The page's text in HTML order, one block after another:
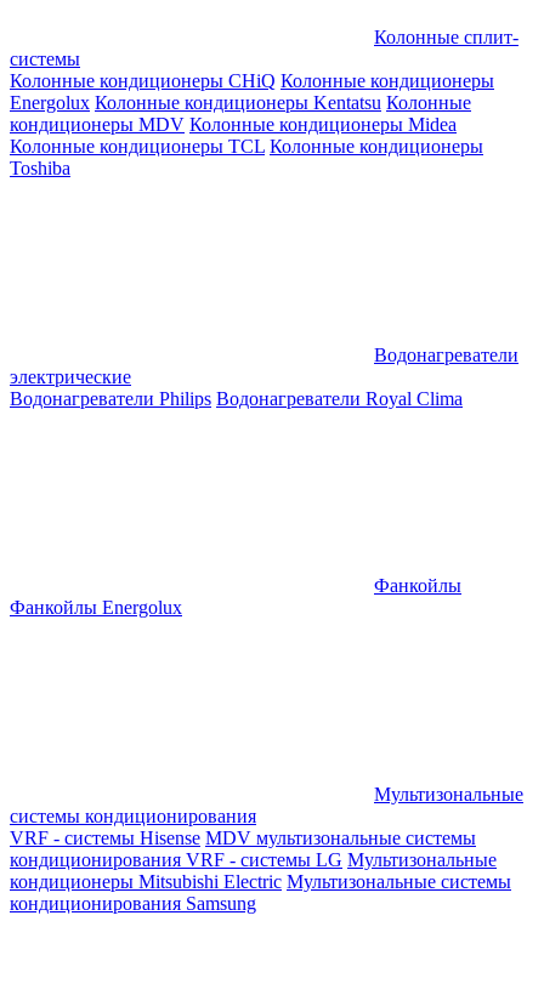
Колонные сплит-
системы
Колонные кондиционеры CHiQ Колонные кондиционеры
Energolux Колонные кондиционеры Kentatsu Колонные
кондиционеры MDV Колонные кондиционеры Midea
Колонные кондиционеры TCL Колонные кондиционеры
Toshiba
Водонагреватели
электрические
Водонагреватели Philips Водонагреватели Royal Clima
Фанкойлы
Фанкойлы Energolux
Мультизональные
системы кондиционирования
VRF - системы Hisense MDV мультизональные системы
кондиционирования VRF - системы LG Мультизональные
кондиционеры Mitsubishi Electric Мультизональные системы
кондиционирования Samsung